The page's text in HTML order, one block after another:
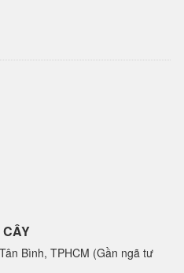
CÂY
Bình, TPHCM (Gần ngã tư